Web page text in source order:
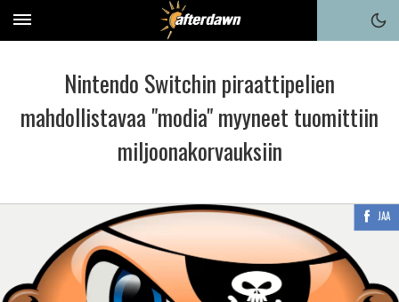
Nintendo Switchin piraattipelien
mahdollistavaa "modia" myyneet tuomittiin
miljoonakorvauksiin
JAA